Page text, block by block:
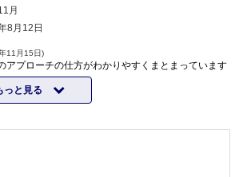
月
8月12日
11月15日)
アプローチの仕方がわかりやすくまとまっています
っと見る